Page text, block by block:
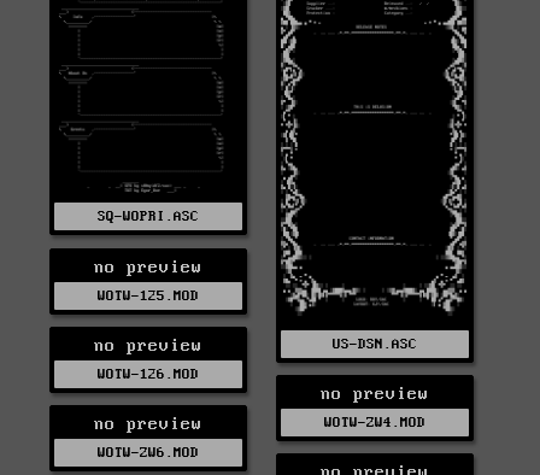
SQ-WOPRI.ASC
US-DSN.ASC
no preview
WOTW-125.MOD
no preview
WOTW-126.MOD
no preview
WOTW-ZW4.MOD
no preview
WOTW-ZW6.MOD